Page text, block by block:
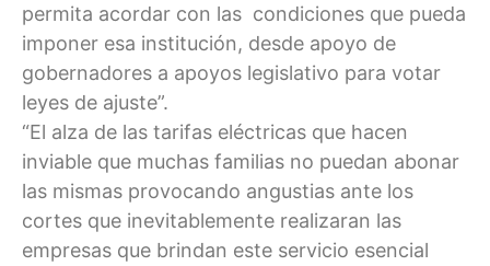
permita acordar con las condiciones que pueda
imponer esa institución, desde apoyo de
gobernadores a apoyos legislativo para votar
leyes de ajuste”.
“El alza de las tarifas eléctricas que hacen
inviable que muchas familias no puedan abonar
las mismas provocando angustias ante los
cortes que inevitablemente realizaran las
empresas que brindan este servicio esencial